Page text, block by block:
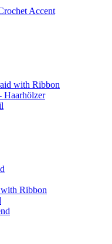
Accent
with Ribbon
Haarhölzer
Ribbon